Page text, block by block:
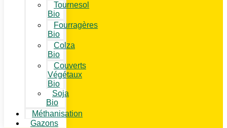
Tournesol
Bio
Fourragères
Bio
Colza
Bio
Couverts
Végétaux
Bio
Soja
Bio
Méthanisation
Gazons